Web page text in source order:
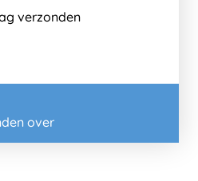
verzonden
over